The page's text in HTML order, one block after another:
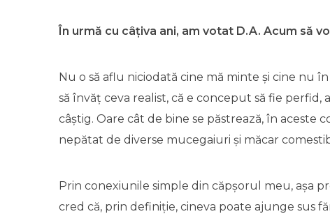
În urmă cu câțiva ani, am votat D.A. Acum să
Nu o să aflu niciodată cine mă minte și cine nu
să învăț ceva realist, că e conceput să fie perfid,
câștig. Oare cât de bine se păstrează, în aceste
nepătat de diverse mucegaiuri și măcar
Prin conexiunile simple din căpșorul meu, așa
cred că, prin definiție, cineva poate ajunge sus